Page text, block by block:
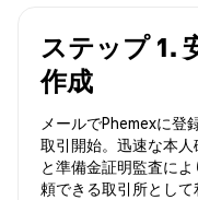
ステップ 1.
作成
メールでPhemexに登
取引開始。迅速な本
と準備金証明監査に
頼できる取引所として